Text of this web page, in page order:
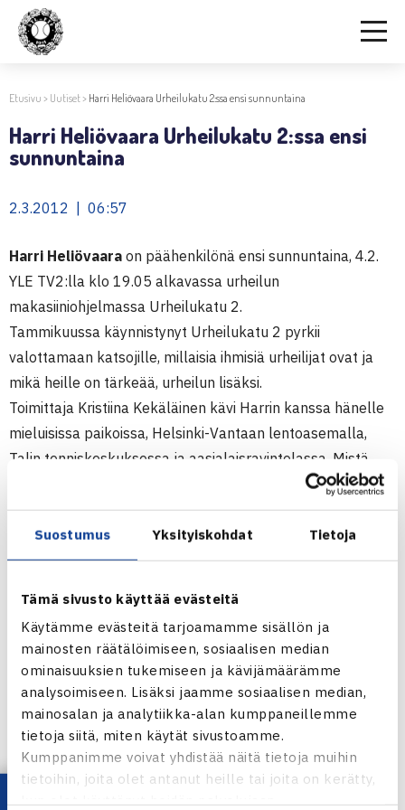
Suostumus Yksityiskohdat Tietoja
Tämä sivusto käyttää evästeitä
Käytämme evästeitä tarjoamamme sisällön ja
mainosten räätälöimiseen, sosiaalisen median
ominaisuuksien tukemiseen ja kävijämäärämme
analysoimiseen. Lisäksi jaamme sosiaalisen median,
mainosalan ja analytiikka-alan kumppaneillemme
tietoja siitä, miten käytät sivustoamme.
Kumppanimme voivat yhdistää näitä tietoja muihin
tietoihin, joita olet antanut heille tai joita on kerätty,
Etusivu > Uutiset> Harri Heliövaara Urheilukatu 2:ssa ensi sunnuntaina
Harri Heliövaara Urheilukatu 2:ssa ensi
sunnuntaina
2.3.2012 | 06:57
Harri Heliövaara on päähenkilönä ensi sunnuntaina, 4.2.
YLE TV2:lla klo 19.05 alkavassa urheilun
makasiiniohjelmassa Urheilukatu 2.
Tammikuussa käynnistynyt Urheilukatu 2 pyrkii
valottamaan katsojille, millaisia ihmisiä urheilijat ovat ja
mikä heille on tärkeää, urheilun lisäksi.
Toimittaja Kristiina Kekäläinen kävi Harrin kanssa hänelle
mieluisissa paikoissa, Helsinki-Vantaan lentoasemalla,
Talin tenniskeskuksessa ja aasialaisravintolassa. Mistä
Harri ja Kristiina päivän aikana keskustelivat, siitä siis
enemmän sunnuntaina klo 19.05 YLE TV2:n Urheilukatu
2:ssa.
Harri Heliövaaran verkkosivut
Harri Heliövaara DC:ssa Sloveniassa 2011.